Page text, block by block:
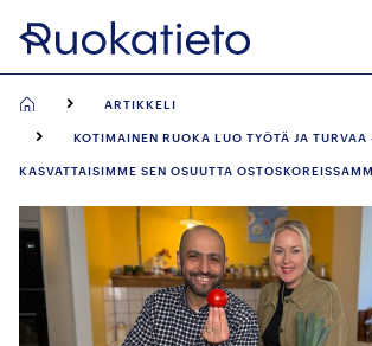
Siirry
suoraan
ARTIKKELI
KOTIMAINEN RUOKA LUO TYÖTÄ JA TURVAA
KASVATTAISIMME SEN OSUUTTA